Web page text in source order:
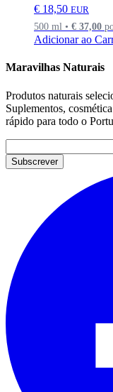
€ 18,50 EUR
500 ml • € 37,00
Adicionar ao
Maravilhas Naturais
Produtos naturais
Suplementos,
rápido para todo o
Subscrever